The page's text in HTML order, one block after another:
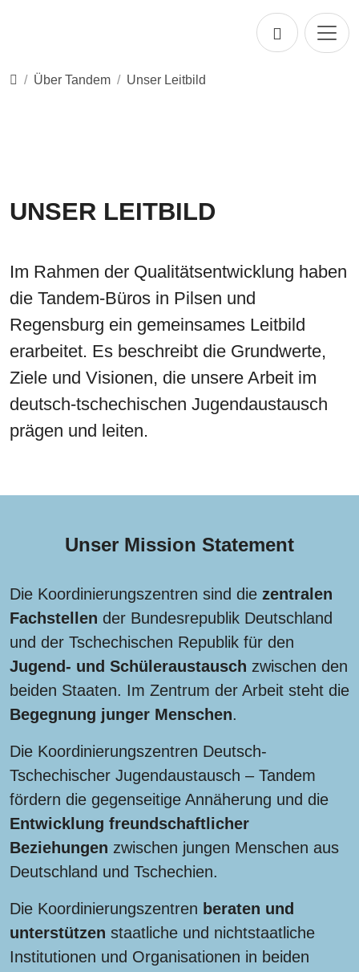
Startseite
Über Tandem Unser Leitbild
UNSER LEITBILD
Im Rahmen der Qualitätsentwicklung haben
die Tandem-Büros in Pilsen und
Regensburg ein gemeinsames Leitbild
erarbeitet. Es beschreibt die Grundwerte,
Ziele und Visionen, die unsere Arbeit im
deutsch-tschechischen Jugendaustausch
prägen und leiten.
Unser Mission Statement
Die Koordinierungszentren sind die zentralen
Fachstellen der Bundesrepublik Deutschland
und der Tschechischen Republik für den
Jugend- und Schüleraustausch zwischen den
beiden Staaten. Im Zentrum der Arbeit steht die
Begegnung junger Menschen.
Die Koordinierungszentren Deutsch-
Tschechischer Jugendaustausch – Tandem
fördern die gegenseitige Annäherung und die
Entwicklung freundschaftlicher
Beziehungen zwischen jungen Menschen aus
Deutschland und Tschechien.
Die Koordinierungszentren beraten und
unterstützen staatliche und nichtstaatliche
Institutionen und Organisationen in beiden